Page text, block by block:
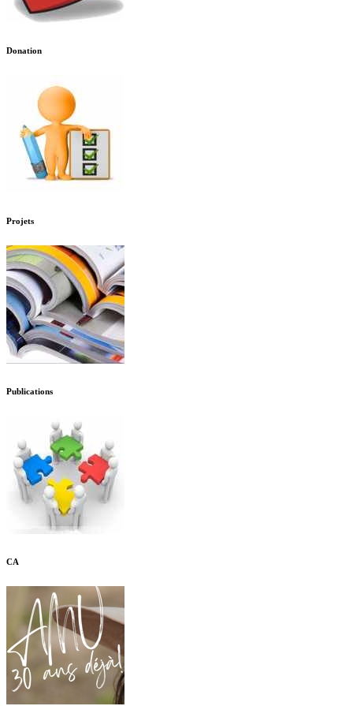
Donation
Projets
Publications
CA